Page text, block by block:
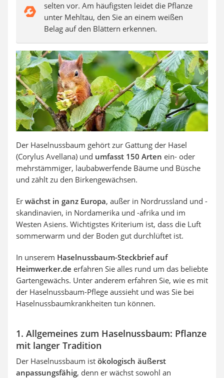
selten vor. Am häufigsten leidet die Pflanze
unter Mehltau, den Sie an einem weißen
Belag auf den Blättern erkennen.
Der Haselnussbaum gehört zur Gattung der Hasel
(Corylus Avellana) und umfasst 150 Arten ein- oder
mehrstämmiger, laubabwerfende Bäume und Büsche
und zählt zu den Birkengewächsen.
Er wächst in ganz Europa, außer in Nordrussland und -
skandinavien, in Nordamerika und -afrika und im
Westen Asiens. Wichtigstes Kriterium ist, dass die Luft
sommerwarm und der Boden gut durchlüftet ist.
In unserem Haselnussbaum-Steckbrief auf
Heimwerker.de erfahren Sie alles rund um das beliebte
Gartengewächs. Unter anderem erfahren Sie, wie es mit
der Haselnussbaum-Pflege aussieht und was Sie bei
Haselnussbaumkrankheiten tun können.
1. Allgemeines zum Haselnussbaum: Pflanze
mit langer Tradition
Der Haselnussbaum ist ökologisch äußerst
anpassungsfähig, denn er wächst sowohl an